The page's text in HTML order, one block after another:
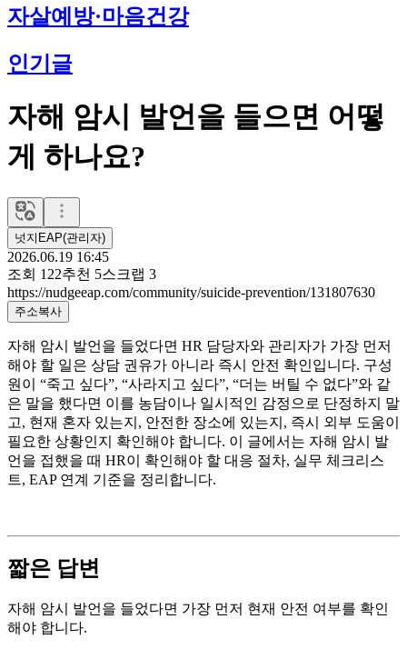
자살예방·마음건강
인기글
자해 암시 발언을 들으면 어떻
게 하나요?
넛지EAP(관리자)
2026.06.19 16:45
조회 122추천 5스크랩 3
https://nudgeeap.com/community/suicide-prevention/131807630
주소복사
자해 암시 발언을 들었다면 HR 담당자와 관리자가 가장 먼저
해야 할 일은 상담 권유가 아니라 즉시 안전 확인입니다. 구성
원이 “죽고 싶다”, “사라지고 싶다”, “더는 버틸 수 없다”와 같
은 말을 했다면 이를 농담이나 일시적인 감정으로 단정하지 말
고, 현재 혼자 있는지, 안전한 장소에 있는지, 즉시 외부 도움이
필요한 상황인지 확인해야 합니다. 이 글에서는 자해 암시 발
언을 접했을 때 HR이 확인해야 할 대응 절차, 실무 체크리스
트, EAP 연계 기준을 정리합니다.
짧은 답변
자해 암시 발언을 들었다면 가장 먼저 현재 안전 여부를 확인
해야 합니다.